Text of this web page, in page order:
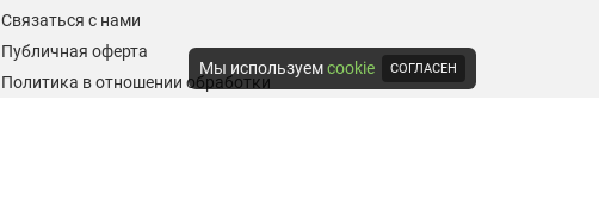
Связаться с нами
Публичная оферта
Политика в отношении обработки
Мы используемcookie СОГЛАСЕН